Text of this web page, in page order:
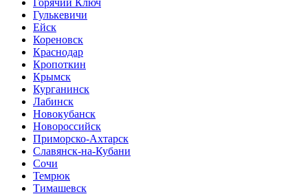
Горячий Ключ
Гулькевичи
Ейск
Кореновск
Краснодар
Кропоткин
Крымск
Курганинск
Лабинск
Новокубанск
Новороссийск
Приморско-Ахтарск
Славянск-на-Кубани
Сочи
Темрюк
Тимашевск